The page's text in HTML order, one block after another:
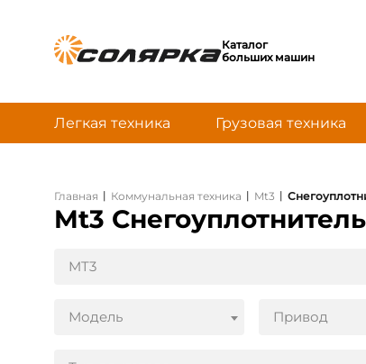
Каталог
больших машин
Легкая техника Грузовая техника
Главная | Коммунальная техника | Mt3 |
Mt3
MT3
Модель Привод